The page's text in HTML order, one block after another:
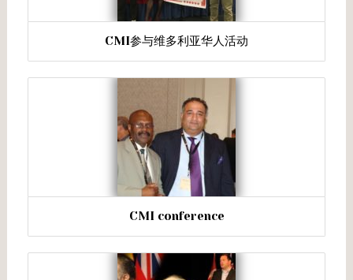
CMI参与维多利亚华人活动
CMI conference